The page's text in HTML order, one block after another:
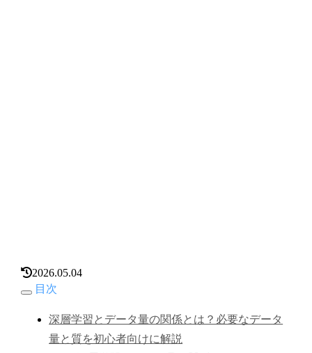
2026.05.04
目次
深層学習とデータ量の関係とは？必要なデータ
量と質を初心者向けに解説